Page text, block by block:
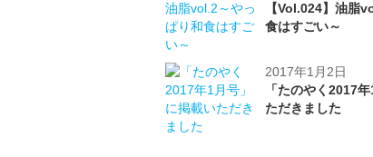
【Vol.024】油脂
食はすごい～
2017年1月2日
「たのやく2017
ただきました